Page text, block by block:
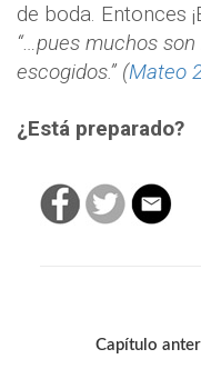
de boda. Entonces
“…pues muchos
escogidos.” (Mateo
¿Está preparado?
Capítulo